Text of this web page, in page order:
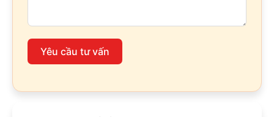
Yêu cầu tư vấn